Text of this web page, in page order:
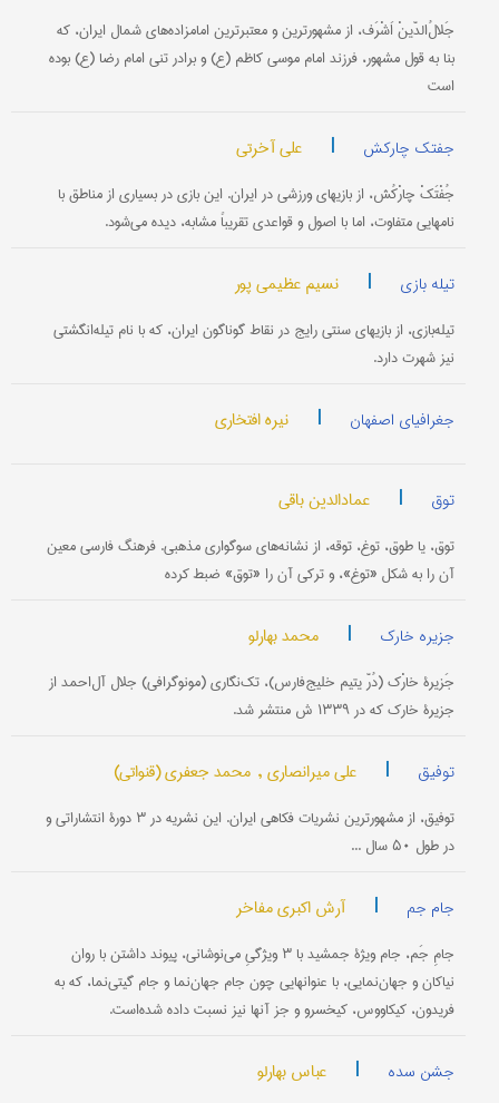
جَلالُ‌الدّینْ اَشْرَف، از مشهورترین و معتبرترین امامزاده‌های شمال ایران، که
بنا به قول مشهور، فرزند امام موسى کاظم (ع) و برادر تنی امام رضا (ع) بوده
است
جفتک چارکش | علی آخرتی
جُفْتَکْ چارْکُش، از بازیهای ورزشی در ایران. این بازی در بسیاری از مناطق با
نامهایی متفاوت، اما با اصول و قواعدی تقریباً مشابه، دیده می‌شود.
تیله بازی | نسیم عظیمی پور
تیله‌بازی، از بازیهای سنتی رایج در نقاط گوناگون ایران، که با نام تیله‌انگشتی
نیز شهرت دارد.
جغرافیای اصفهان | نیره افتخاری
توق | عمادالدین باقی
توق، یا طوق، توغ، توقه، از نشانه‌های سوگواری مذهبی. فرهنگ فارسی معین
آن را به شکل «توغ»، و ترکی آن را «توق» ضبط کرده
جزیره خارک | محمد بهارلو
جَزیرۀ خارْک (دُرّ یتیم خلیج‌فارس)، تک‌نگاری (مونوگرافی) جلال آل‌احمد از
جزیرۀ خارک که در ۱۳۳۹ ش منتشر شد.
توفیق | علی میرانصاری , محمد جعفری (قنواتی)
توفیق، از مشهورترین نشریات فکاهی ایران. این نشریه در ۳ دورۀ انتشاراتی و
در طول ۵۰ سال ...
جام جم | آرش اکبری مفاخر
جامِ جَم، جام ویژۀ جمشید با ۳ ویژگیِ می‌نوشانی، پیوند داشتن با روان
نیاکان و جهان‌نمایی، با عنوانهایی چون جام جهان‌نما و جام گیتی‌نما، که به
فریدون، کیکاووس، کیخسرو و جز آنها نیز نسبت داده شده‌است.
جشن سده | عباس بهارلو